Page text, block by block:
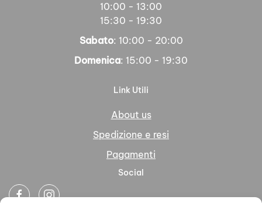
10:00 - 13:00
15:30 - 19:30
Sabato: 10:00 - 20:00
Domenica: 15:00 - 19:30
Link Utili
About us
Spedizione e resi
Pagamenti
Social